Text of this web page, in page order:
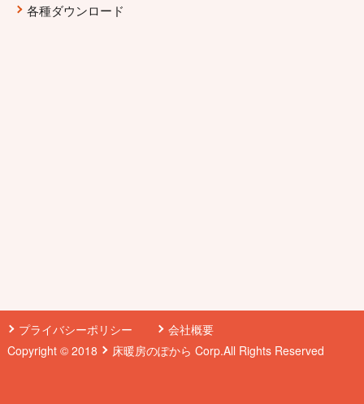
各種ダウンロード
プライバシーポリシー
会社概要
Copyright © 2018
床暖房のぽから Corp.All Rights Reserved